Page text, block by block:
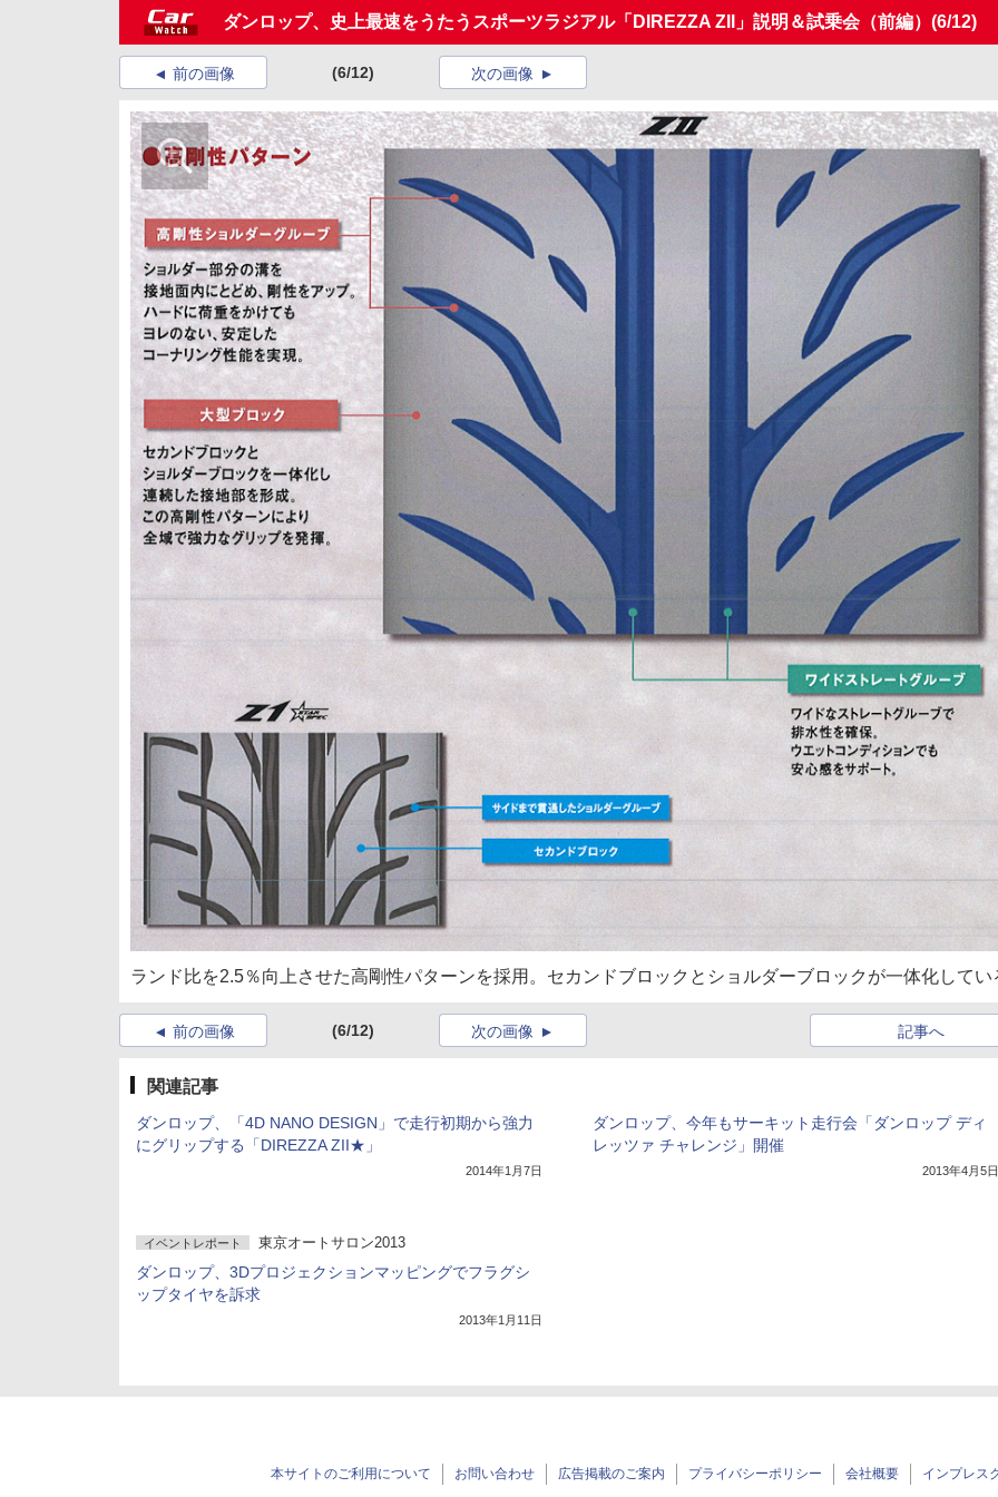
ダンロップ、史上最速をうたうスポーツラジアル「DIREZZA ZII」説明＆試乗会（前編） (6/12)
前の画像 (6/12) 次の画像
ランド比を2.5％向上させた高剛性パターンを採用。セカンドブロックとショルダーブロックが一体化してい
前の画像 (6/12) 記事へ
次の画像
関連記事
ダンロップ、「4D NANO DESIGN」で走行初期から強力
にグリップする「DIREZZA ZII★」
2014年1月7日
ダンロップ、今年もサーキット走行会「ダンロップ ディ
レッツァ チャレンジ」開催
2013年4月5日
イベントレポート 東京オートサロン2013
ダンロップ、3Dプロジェクションマッピングでフラグシ
ップタイヤを訴求
2013年1月11日
本サイトのご利用について お問い合わせ 広告掲載のご案内 プライバシーポリシー 会社概要 インプレス